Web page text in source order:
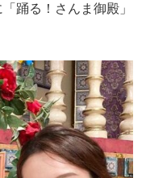
踊る！さんま御殿」